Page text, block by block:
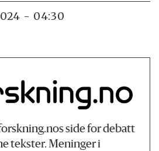
- 04:30
side for debatt
tekster. Meninger i